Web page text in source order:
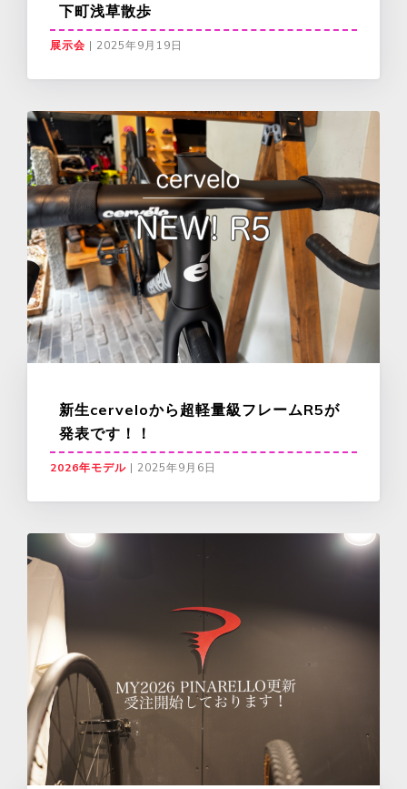
下町浅草散歩
展示会 | 2025年9月19日
新生cerveloから超軽量級フレームR5が
発表です！！
2026年モデル | 2025年9月6日